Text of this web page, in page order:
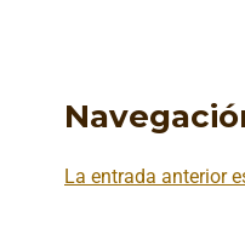
La entrada anterior